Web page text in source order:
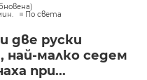
По света
две руски
най-малко седем
при...